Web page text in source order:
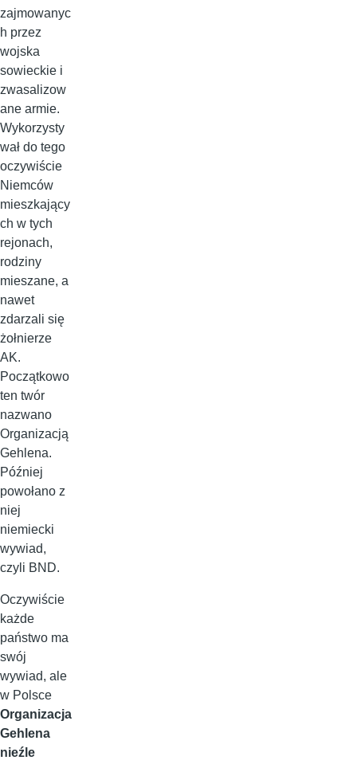
zajmowanyc
h przez
wojska
sowieckie i
zwasalizow
ane armie.
Wykorzysty
wał do tego
oczywiście
Niemców
mieszkający
ch w tych
rejonach,
rodziny
mieszane, a
nawet
zdarzali się
żołnierze
AK.
Początkowo
ten twór
nazwano
Organizacją
Gehlena.
Później
powołano z
niej
niemiecki
wywiad,
czyli BND.
Oczywiście
każde
państwo ma
swój
wywiad, ale
w Polsce
Organizacja
Gehlena
nieźle